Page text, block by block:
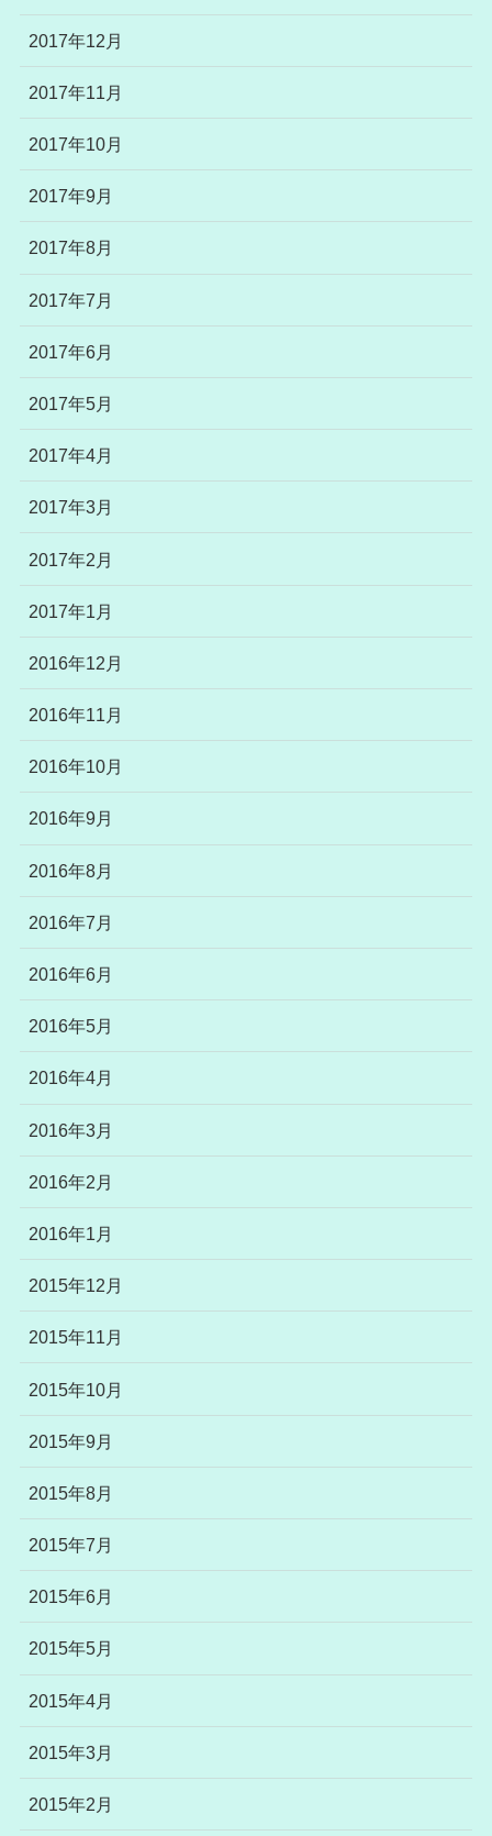
2017年12月
2017年11月
2017年10月
2017年9月
2017年8月
2017年7月
2017年6月
2017年5月
2017年4月
2017年3月
2017年2月
2017年1月
2016年12月
2016年11月
2016年10月
2016年9月
2016年8月
2016年7月
2016年6月
2016年5月
2016年4月
2016年3月
2016年2月
2016年1月
2015年12月
2015年11月
2015年10月
2015年9月
2015年8月
2015年7月
2015年6月
2015年5月
2015年4月
2015年3月
2015年2月